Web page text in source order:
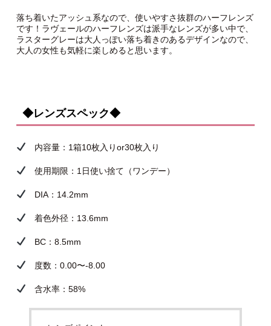
落ち着いたアッシュ系なので、使いやすさ抜群のハーフレンズ
です！ラヴェールのハーフレンズは派手なレンズが多い中で、
ラスターグレーは大人っぽい落ち着きのあるデザインなので、
大人の女性も気軽に楽しめると思います。
◆レンズスペック◆
内容量：1箱10枚入りor30枚入り
使用期限：1日使い捨て（ワンデー）
DIA：14.2mm
着色外径：13.6mm
BC：8.5mm
度数：0.00〜-8.00
含水率：58%